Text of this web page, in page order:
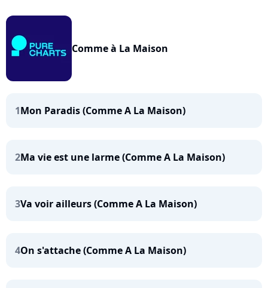
Comme à La Maison
1Mon Paradis (Comme A La Maison)
2Ma vie est une larme (Comme A La Maison)
3Va voir ailleurs (Comme A La Maison)
4On s'attache (Comme A La Maison)